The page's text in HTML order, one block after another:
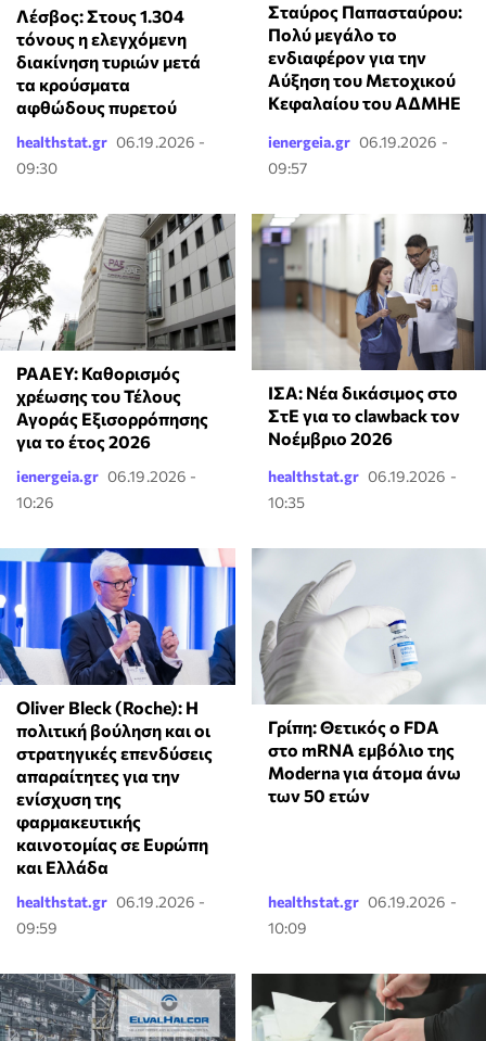
Λέσβος: Στους 1.304
τόνους η ελεγχόμενη
διακίνηση τυριών μετά
τα κρούσματα
αφθώδους πυρετού
healthstat.gr 06.19.2026 -
09:30
Σταύρος Παπασταύρου:
Πολύ μεγάλο το
ενδιαφέρον για την
Αύξηση του Μετοχικού
Κεφαλαίου του ΑΔΜΗΕ
ienergeia.gr 06.19.2026 -
09:57
ΡΑΑΕΥ: Καθορισμός
χρέωσης του Τέλους
Αγοράς Εξισορρόπησης
για το έτος 2026
ienergeia.gr 06.19.2026 -
10:26
ΙΣΑ: Νέα δικάσιμος στο
ΣτΕ για το clawback τον
Νοέμβριο 2026
healthstat.gr 06.19.2026 -
10:35
Oliver Bleck (Roche): Η
πολιτική βούληση και οι
στρατηγικές επενδύσεις
απαραίτητες για την
ενίσχυση της
φαρμακευτικής
καινοτομίας σε Ευρώπη
και Ελλάδα
healthstat.gr 06.19.2026 -
09:59
Γρίπη: Θετικός ο FDA
στο mRNA εμβόλιο της
Moderna για άτομα άνω
των 50 ετών
healthstat.gr 06.19.2026 -
10:09